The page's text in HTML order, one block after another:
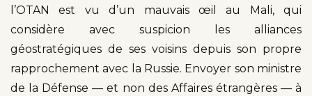
l’OTAN est vu d’un mauvais œil au Mali, qui
considère avec suspicion les alliances
géostratégiques de ses voisins depuis son propre
rapprochement avec la Russie. Envoyer son ministre
de la Défense — et non des Affaires étrangères — à